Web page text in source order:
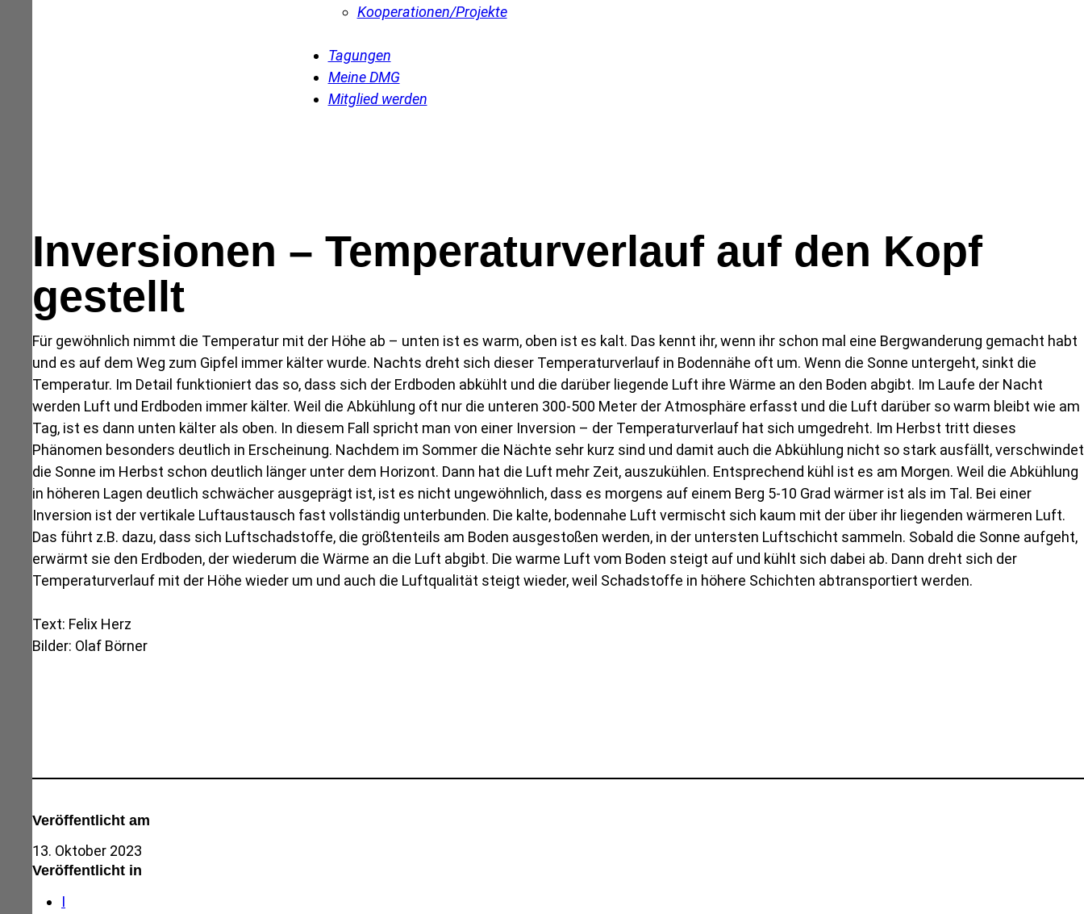
Kooperationen/Projekte
Tagungen
Meine DMG
Mitglied werden
Inversionen – Temperaturverlauf auf den Kopf
gestellt
Für gewöhnlich nimmt die Temperatur mit der Höhe ab – unten ist es warm, oben ist es kalt. Das kennt ihr, wenn ihr schon mal eine Bergwanderung gemacht habt
und es auf dem Weg zum Gipfel immer kälter wurde. Nachts dreht sich dieser Temperaturverlauf in Bodennähe oft um. Wenn die Sonne untergeht, sinkt die
Temperatur. Im Detail funktioniert das so, dass sich der Erdboden abkühlt und die darüber liegende Luft ihre Wärme an den Boden abgibt. Im Laufe der Nacht
werden Luft und Erdboden immer kälter. Weil die Abkühlung oft nur die unteren 300-500 Meter der Atmosphäre erfasst und die Luft darüber so warm bleibt wie am
Tag, ist es dann unten kälter als oben. In diesem Fall spricht man von einer Inversion – der Temperaturverlauf hat sich umgedreht. Im Herbst tritt dieses
Phänomen besonders deutlich in Erscheinung. Nachdem im Sommer die Nächte sehr kurz sind und damit auch die Abkühlung nicht so stark ausfällt, verschwindet
die Sonne im Herbst schon deutlich länger unter dem Horizont. Dann hat die Luft mehr Zeit, auszukühlen. Entsprechend kühl ist es am Morgen. Weil die Abkühlung
in höheren Lagen deutlich schwächer ausgeprägt ist, ist es nicht ungewöhnlich, dass es morgens auf einem Berg 5-10 Grad wärmer ist als im Tal. Bei einer
Inversion ist der vertikale Luftaustausch fast vollständig unterbunden. Die kalte, bodennahe Luft vermischt sich kaum mit der über ihr liegenden wärmeren Luft.
Das führt z.B. dazu, dass sich Luftschadstoffe, die größtenteils am Boden ausgestoßen werden, in der untersten Luftschicht sammeln. Sobald die Sonne aufgeht,
erwärmt sie den Erdboden, der wiederum die Wärme an die Luft abgibt. Die warme Luft vom Boden steigt auf und kühlt sich dabei ab. Dann dreht sich der
Temperaturverlauf mit der Höhe wieder um und auch die Luftqualität steigt wieder, weil Schadstoffe in höhere Schichten abtransportiert werden.
Text: Felix Herz
Bilder: Olaf Börner
Veröffentlicht am
13. Oktober 2023
Veröffentlicht in
I